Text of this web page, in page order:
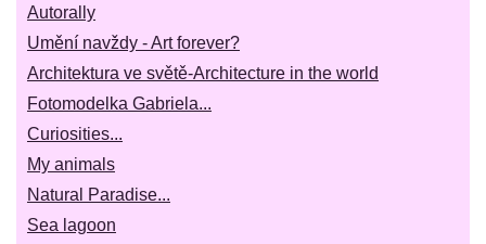
Autorally
Umění navždy - Art forever?
Architektura ve světě-Architecture in the world
Fotomodelka Gabriela...
Curiosities...
My animals
Natural Paradise...
Sea lagoon